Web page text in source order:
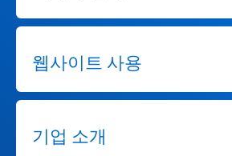
웹사이트 사용
기업 소개